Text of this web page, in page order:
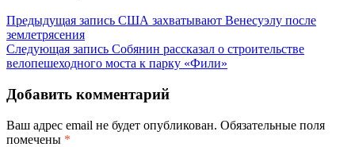
Предыдущая запись США захватывают Венесуэлу после
землетрясения
Следующая запись Собянин рассказал о строительстве
велопешеходного моста к парку «Фили»
Добавить комментарий
Ваш адрес email не будет опубликован. Обязательные поля
помечены *